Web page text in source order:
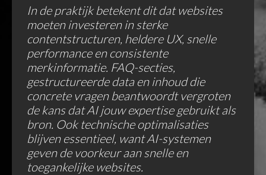
In de praktijk betekent dit dat websites
moeten investeren in sterke
contentstructuren, heldere UX, snelle
performance en consistente
merkinformatie. FAQ-secties,
gestructureerde data en inhoud die
concrete vragen beantwoordt vergroten
de kans dat AI jouw expertise gebruikt als
bron. Ook technische optimalisaties
blijven essentieel, want AI-systemen
geven de voorkeur aan snelle en
toegankelijke websites.